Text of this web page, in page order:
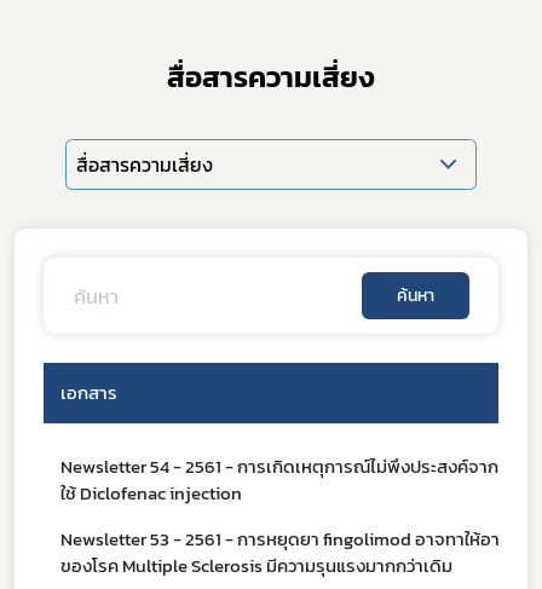
สื่อสารความเสี่ยง
สื่อสารความเสี่ยง
ค้นหา
เอกสาร
Newsletter 54 - 2561 - การเกิดเหตุการณ์ไม่พึงประสงค์จากการ
ใช้ Diclofenac injection
Newsletter 53 - 2561 - การหยุดยา fingolimod อาจทาให้อาการ
ของโรค Multiple Sclerosis มีความรุนแรงมากกว่าเดิม
Subscribe
เลือกหัวข้อที่ท่านต้องการ Subscribe